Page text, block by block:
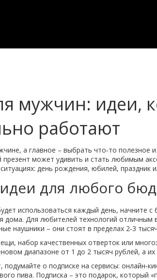
мужчин: идеи,
работают
а главное – выбрать что‑то полезное
может удивить и стать любимым
день рождения, юбилей, праздник
для любого
использоваться каждый день, начните с
дома. Для любителей технологий отличным
наушники – они стоят в пределах 2‑3
набор качественных отверток или
диапазоне от 1 до 2 тысяч рублей, а
о подписке на сервисы:
пива. Подписка – это подарок, который